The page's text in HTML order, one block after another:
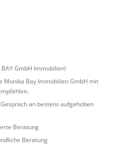
GmbH Immobilien!
Monika Bay Immobilien GmbH mit
an bestens aufgehoben
Beratung
Beratung